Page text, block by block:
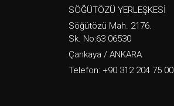
SÖĞÜTÖZÜ YERLEŞKESİ
Söğütözü Mah. 2176.
Sk. No:63 06530
Çankaya / ANKARA
Telefon: +90 312 204 75 00